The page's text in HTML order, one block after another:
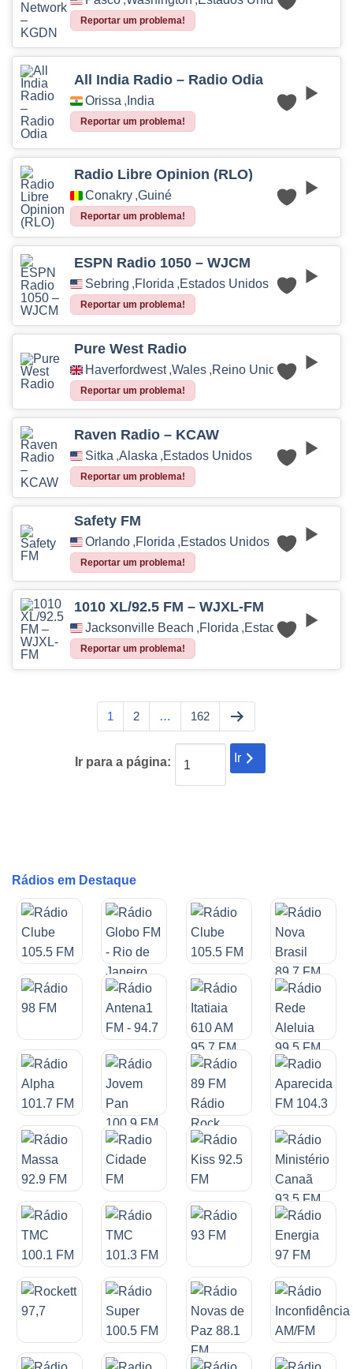
Reportar um problema!
All India Radio – Radio Odia
Orissa , Índia
Reportar um problema!
Radio Libre Opinion (RLO)
Conakry ,Guiné
Reportar um problema!
ESPN Radio 1050 – WJCM
Sebring ,Florida ,Estados Unidos
Reportar um problema!
Pure West Radio
Haverfordwest ,Wales ,Reino Unido
Reportar um problema!
Raven Radio – KCAW
Sitka ,Alaska ,Estados Unidos
Reportar um problema!
Safety FM
Orlando ,Florida ,Estados Unidos
Reportar um problema!
1010 XL/92.5 FM – WJXL-FM
Jacksonville Beach ,Florida ,Estados Unidos
Reportar um problema!
1 2 … 162
Ir para a página: Ir
Rádios em Destaque